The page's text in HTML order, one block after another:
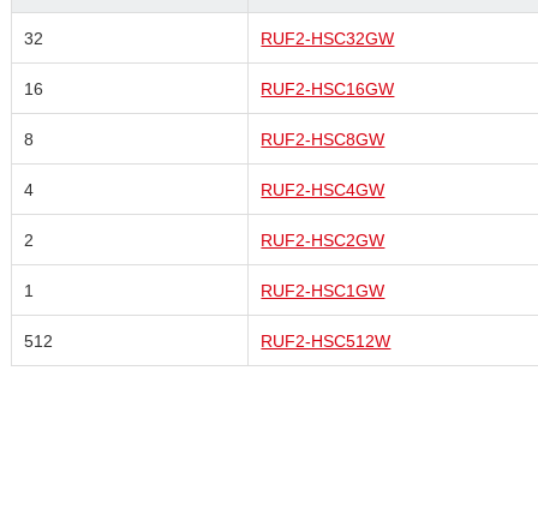
32 RUF2-HSC32GW
16 RUF2-HSC16GW
8 RUF2-HSC8GW
4 RUF2-HSC4GW
2 RUF2-HSC2GW
1 RUF2-HSC1GW
512 RUF2-HSC512W